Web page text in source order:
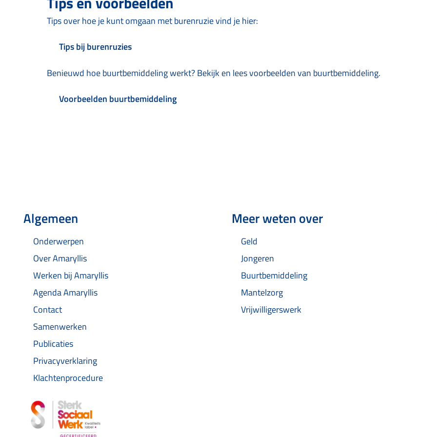
Tips over hoe je kunt omgaan met burenruzie vind je hier:
Tips bij burenruzies
Benieuwd hoe buurtbemiddeling werkt? Bekijk en lees voorbeelden van buurtbemiddeling.
Voorbeelden buurtbemiddeling
Algemeen
Onderwerpen
Over Amaryllis
Werken bij Amaryllis
Agenda Amaryllis
Contact
Samenwerken
Publicaties
Privacyverklaring
Klachtenprocedure
Meer weten over
Geld
Jongeren
Buurtbemiddeling
Mantelzorg
Vrijwilligerswerk